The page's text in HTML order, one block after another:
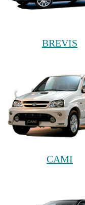
BREVIS
CAMI